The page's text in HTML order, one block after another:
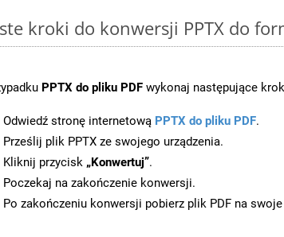
kroki do konwersji PPTX do
PPTX do pliku PDF wykonaj następujące
Odwiedź stronę internetową PPTX do pliku PDF.
Prześlij plik PPTX ze swojego urządzenia.
Kliknij przycisk „Konwertuj”.
Poczekaj na zakończenie konwersji.
Po zakończeniu konwersji pobierz plik PDF na swoje